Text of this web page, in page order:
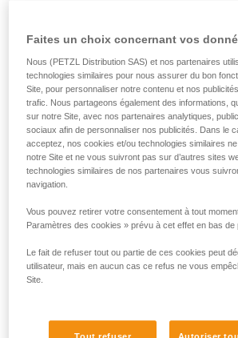
Faites un choix concernant vos
Nous (PETZL Distribution SAS) et nos partenaires
technologies similaires pour nous assurer du bon
Site, pour personnaliser notre contenu et nos
trafic. Nous partageons également des informations,
sur notre Site, avec nos partenaires analytiques,
sociaux afin de personnaliser nos publicités. Dans le
acceptez, nos cookies et/ou technologies similaires
notre Site et ne vous suivront pas sur d’autres sites
technologies similaires de nos partenaires vous
navigation.
Vous pouvez retirer votre consentement à tout
Paramètres des cookies » prévu à cet effet en bas de
Le fait de refuser tout ou partie de ces cookies peut
utilisateur, mais en aucun cas ce refus ne vous
Site.